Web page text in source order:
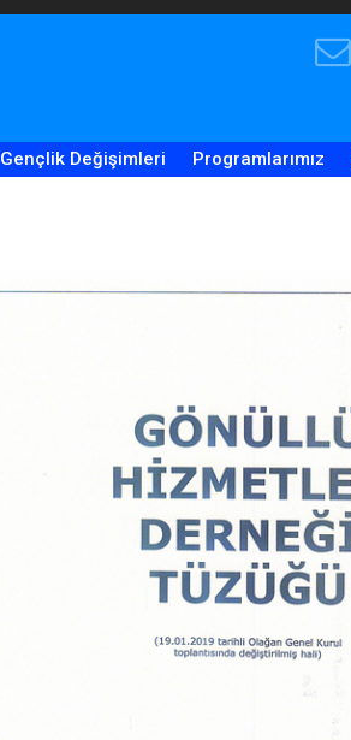
E-
Gençlik Değişimleri Programlarımız